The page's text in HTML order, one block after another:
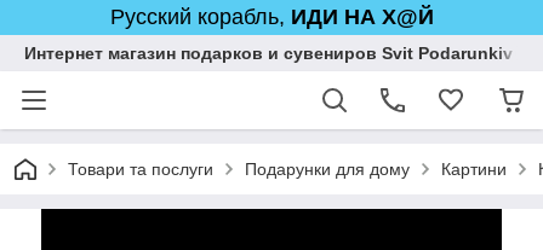
Русский корабль, ИДИ НА Х@Й
Интернет магазин подарков и сувениров Svit Podarunkiv
Товари та послуги Подарунки для дому Картини